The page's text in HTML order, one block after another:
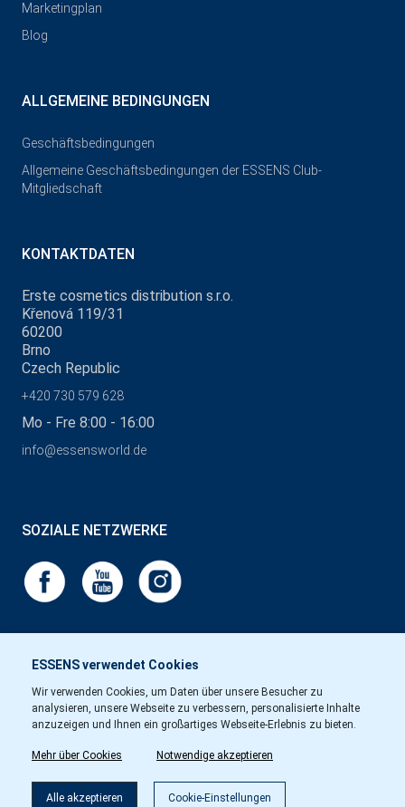
ESSENS verwendet Cookies
Wir verwenden Cookies, um Daten über unsere Besucher zu
analysieren, unsere Webseite zu verbessern, personalisierte Inhalte
anzuzeigen und Ihnen ein großartiges Webseite-Erlebnis zu bieten.
Mehr über Cookies Notwendige akzeptieren
Alle akzeptieren Cookie-Einstellungen
Marketingplan
Blog
ALLGEMEINE BEDINGUNGEN
Geschäftsbedingungen
Allgemeine Geschäftsbedingungen der ESSENS Club-
Mitgliedschaft
KONTAKTDATEN
Erste cosmetics distribution s.r.o.
Křenová 119/31
60200
Brno
Czech Republic
+420 730 579 628
Mo - Fre 8:00 - 16:00
info@essensworld.de
SOZIALE NETZWERKE